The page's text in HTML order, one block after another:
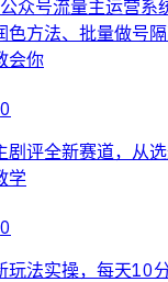
众号流量主运营系
色方法、批量做号
会你
0
剧评全新赛道，从
学
0
玩法实操，每天10